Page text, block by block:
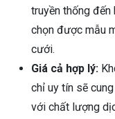
truyền thống đến
chọn được mẫu
cưới.
Giá cả hợp lý:
chỉ uy tín sẽ
với chất lượng